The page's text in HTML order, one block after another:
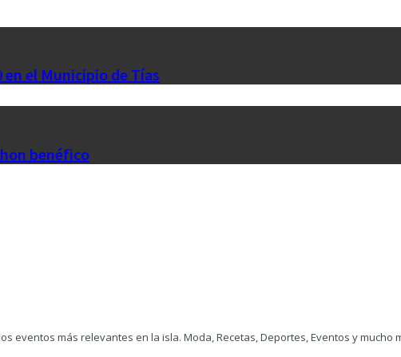
en el Municipio de Tías
benéfico
eventos más relevantes en la isla. Moda, Recetas, Deportes, Eventos y mucho